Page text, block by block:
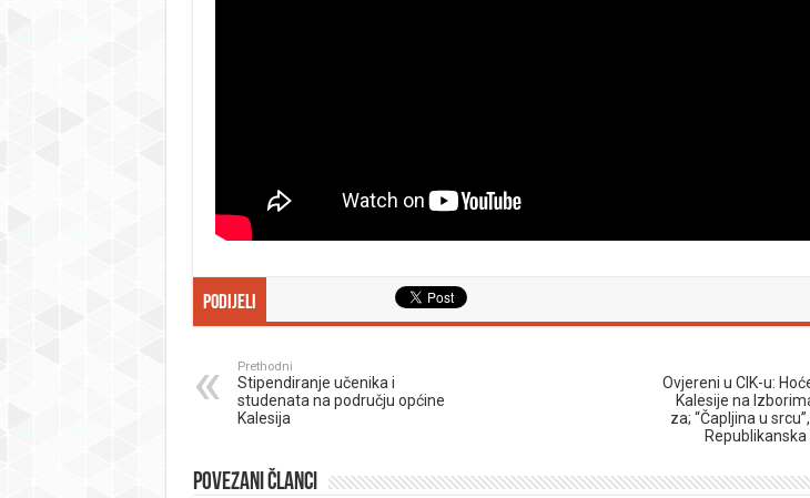
Podijeli
Prethodni
Stipendiranje učenika i
studenata na području općine
Kalesija
Ovjereni u CIK-u:
Kalesije na
za; “Čapljina u
Povezani članci